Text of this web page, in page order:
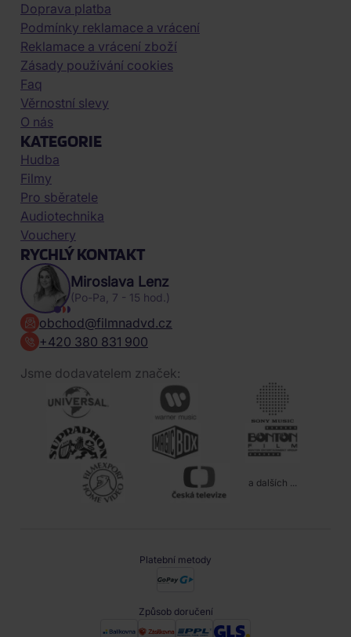
Doprava platba
Podmínky reklamace a vrácení
Reklamace a vrácení zboží
Zásady používání cookies
Faq
Věrnostní slevy
O nás
KATEGORIE
Hudba
Filmy
Pro sběratele
Audiotechnika
Vouchery
RYCHLÝ KONTAKT
Miroslava Lenz
(Po-Pa, 7 - 15 hod.)
obchod@filmnadvd.cz
+420 380 831 900
Jsme dodavatelem značek:
a dalších ...
Platební metody
Způsob doručení